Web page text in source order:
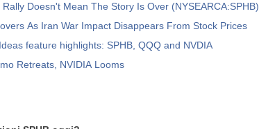
Doesn't Mean The Story Is Over (NYSEARCA:SPHB)
As Iran War Impact Disappears From Stock Prices
feature highlights: SPHB, QQQ and NVDIA
Retreats, NVIDIA Looms